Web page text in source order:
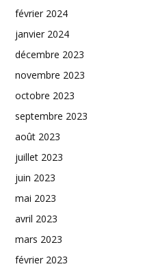
février 2024
janvier 2024
décembre 2023
novembre 2023
octobre 2023
septembre 2023
août 2023
juillet 2023
juin 2023
mai 2023
avril 2023
mars 2023
février 2023